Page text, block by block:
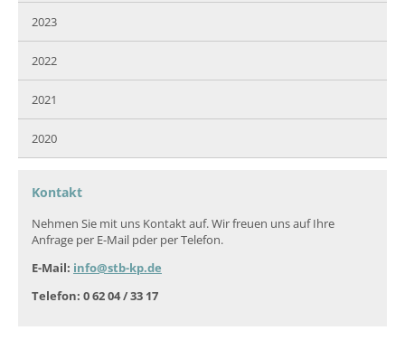
2023
2022
2021
2020
Kontakt
Nehmen Sie mit uns Kontakt auf. Wir freuen uns auf Ihre
Anfrage per E-Mail pder per Telefon.
E-Mail: info@stb-kp.de
Telefon: 0 62 04 / 33 17